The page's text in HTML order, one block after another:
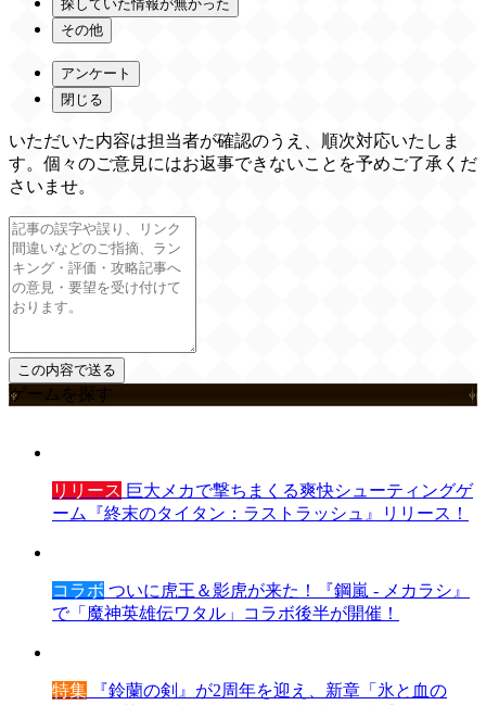
探していた情報が無かった
その他
アンケート
閉じる
いただいた内容は担当者が確認のうえ、順次対応いたしま
す。個々のご意見にはお返事できないことを予めご了承くだ
さいませ。
ゲームを探す
リリース 巨大メカで撃ちまくる爽快シューティングゲ
ーム『終末のタイタン：ラストラッシュ』リリース！
コラボ ついに虎王＆影虎が来た！『鋼嵐 - メカラシ』
で「魔神英雄伝ワタル」コラボ後半が開催！
特集 『鈴蘭の剣』が2周年を迎え、新章「氷と血の